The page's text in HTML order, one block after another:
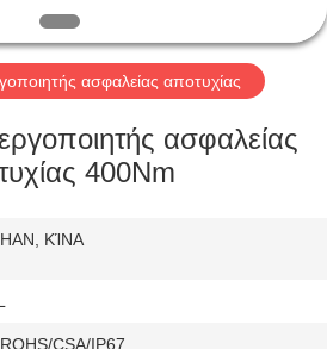
ασφαλείας αποτυχίας
ασφαλείας
400Nm
ΚΊΝΑ
CSA/IP67